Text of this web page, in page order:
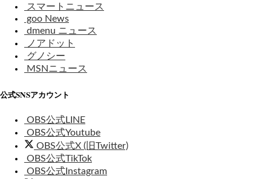
スマートニュース
goo News
dmenu ニュース
ノアドット
グノシー
MSNニュース
公式SNSアカウント
OBS公式LINE
OBS公式Youtube
OBS公式X (旧Twitter)
OBS公式TikTok
OBS公式Instagram